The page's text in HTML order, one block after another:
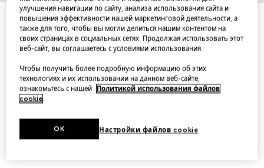
Шапка из шерстяного трикотажа в рубчик
Вариантысерый
улучшения навигации по сайту, анализа использования сайта и
повышения эффективности нашей маркетинговой деятельности, а
также для того, чтобы вы могли делиться нашим контентом на
своих страницах в социальных сетях. Продолжая использовать этот
веб-сайт, вы соглашаетесь с условиями использования.
Чтобы получить более подробную информацию об этих
технологиях и их использовании на данном веб-сайте,
ознакомьтесь с нашей
Политикой использования файлов
cookie.
Настройки файлов cookie
OK